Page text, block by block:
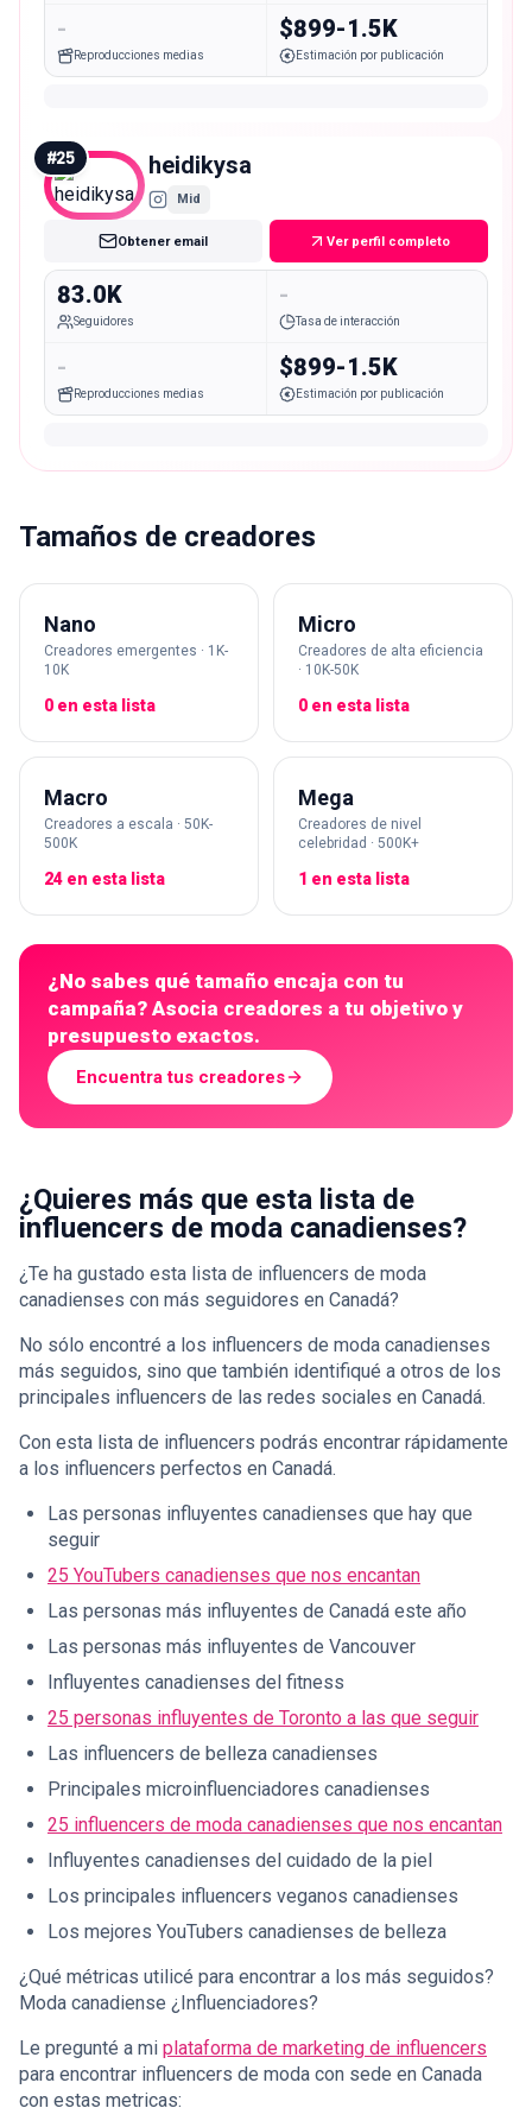
-
Reproducciones medias
$899-1.5K
Estimación por publicación
#25 heidikysa
Mid
Obtener email Ver perfil completo
83.0K
Seguidores
-
Tasa de interacción
-
Reproducciones medias
$899-1.5K
Estimación por publicación
Tamaños de creadores
Nano
Creadores emergentes · 1K-
10K
0 en esta lista
Micro
Creadores de alta eficiencia
· 10K-50K
0 en esta lista
Macro
Creadores a escala · 50K-
500K
24 en esta lista
Mega
Creadores de nivel
celebridad · 500K+
1 en esta lista
¿No sabes qué tamaño encaja con tu
campaña? Asocia creadores a tu objetivo y
presupuesto exactos.
Encuentra tus creadores
¿Quieres más que esta lista de
influencers de moda canadienses?
¿Te ha gustado esta lista de influencers de moda
canadienses con más seguidores en Canadá?
No sólo encontré a los influencers de moda canadienses
más seguidos, sino que también identifiqué a otros de los
principales influencers de las redes sociales en Canadá.
Con esta lista de influencers podrás encontrar rápidamente
a los influencers perfectos en Canadá.
Las personas influyentes canadienses que hay que
seguir
25 YouTubers canadienses que nos encantan
Las personas más influyentes de Canadá este año
Las personas más influyentes de Vancouver
Influyentes canadienses del fitness
25 personas influyentes de Toronto a las que seguir
Las influencers de belleza canadienses
Principales microinfluenciadores canadienses
25 influencers de moda canadienses que nos encantan
Influyentes canadienses del cuidado de la piel
Los principales influencers veganos canadienses
Los mejores YouTubers canadienses de belleza
¿Qué métricas utilicé para encontrar a los más seguidos?
Moda canadiense ¿Influenciadores?
Le pregunté a mi plataforma de marketing de influencers
para encontrar influencers de moda con sede en Canada
con estas metricas: